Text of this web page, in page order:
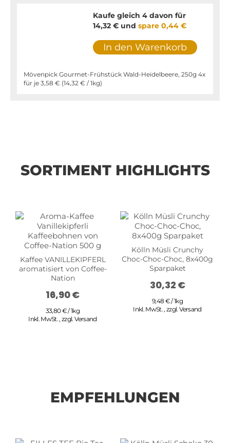
Kaufe gleich 4 davon für
14,32 €und spare 0,44 €
In den Warenkorb
Mövenpick Gourmet-Frühstück Wald-Heidelbeere, 250g 4x
für je 3,58 € (14,32 € / 1kg)
SORTIMENT HIGHLIGHTS
Kaffee VANILLEKIPFERL
aromatisiert von Coffee-
Nation
16,90 €
33,80 € / 1kg
Inkl. MwSt. ,zzgl.Versand
Kölln Müsli Crunchy
Choc-Choc-Choc, 8x400g
Sparpaket
30,32 €
9,48 € / 1kg
Inkl. MwSt. ,zzgl.Versand
EMPFEHLUNGEN